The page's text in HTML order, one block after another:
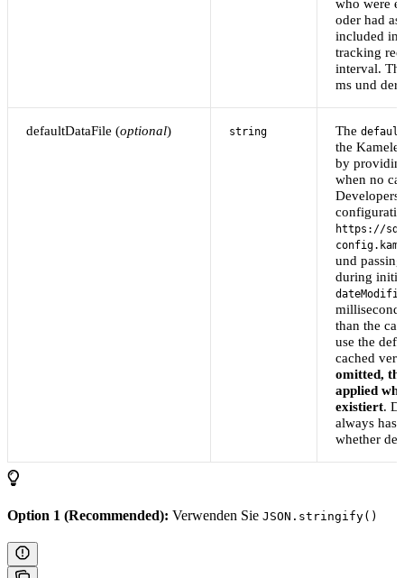
who were
oder had
included in
tracking
interval.
ms und
defaultDataFile (optional) string The
the
by
when no
Developers
https://
und
during
than the
use the
cached
omitted,
applied
existiert.
always has
whether
Option 1 (Recommended): Verwenden Sie JSON.stringify()